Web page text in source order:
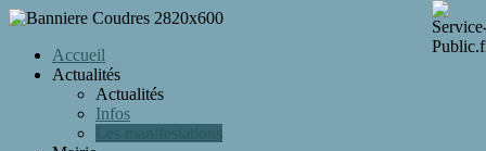
Accueil
Actualités
Actualités
Infos